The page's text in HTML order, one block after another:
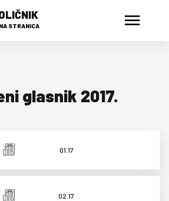
STRANICA
glasnik 2017.
01.17
02.17